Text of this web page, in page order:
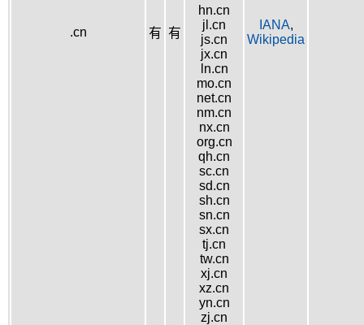
.cn 有 有
hn.cn
jl.cn
js.cn
jx.cn
ln.cn
mo.cn
net.cn
nm.cn
nx.cn
org.cn
qh.cn
sc.cn
sd.cn
sh.cn
sn.cn
sx.cn
tj.cn
tw.cn
xj.cn
xz.cn
yn.cn
zj.cn
IANA,
Wikipedia